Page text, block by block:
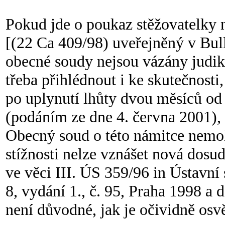
Pokud jde o poukaz stěžovatelky
[(22 Ca 409/98) uveřejněný v
obecné soudy nejsou vázány
třeba přihlédnout i ke
po uplynutí lhůty dvou měsíců
(podáním ze dne 4. června
Obecný soud o této námitce
stížnosti nelze vznášet nová
ve věci III. ÚS 359/96 in Ústavní
8, vydání 1., č. 95, Praha 1998 a
není důvodné, jak je očividně